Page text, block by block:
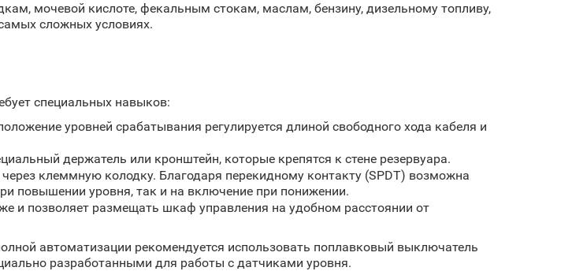
мочевой кислоте, фекальным стокам, маслам, бензину, дизельному топливу,
сложных условиях.
специальных навыков:
уровней срабатывания регулируется длиной свободного хода кабеля и
держатель или кронштейн, которые крепятся к стене резервуара.
клеммную колодку. Благодаря перекидному контакту (SPDT) возможна
повышении уровня, так и на включение при понижении.
и позволяет размещать шкаф управления на удобном расстоянии от
автоматизации рекомендуется использовать поплавковый выключатель
разработанными для работы с датчиками уровня.